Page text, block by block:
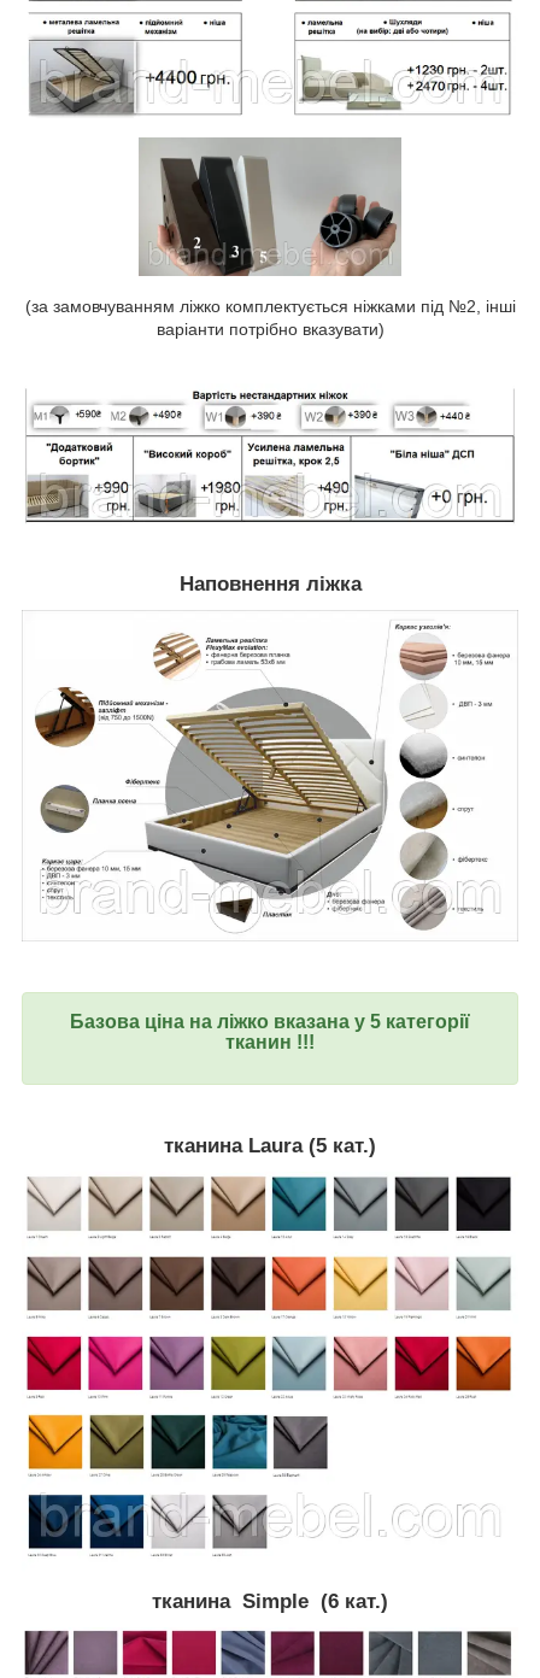
(за замовчуванням ліжко комплектується ніжками під №2, інші
варіанти потрібно вказувати)
Наповнення ліжка
Базова ціна на ліжко вказана у 5 категорії
тканин !!!
тканина Laura (5 кат.)
тканина Simple (6 кат.)